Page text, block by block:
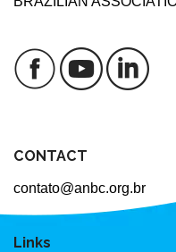
CONTACT
contato@anbc.org.br
Links